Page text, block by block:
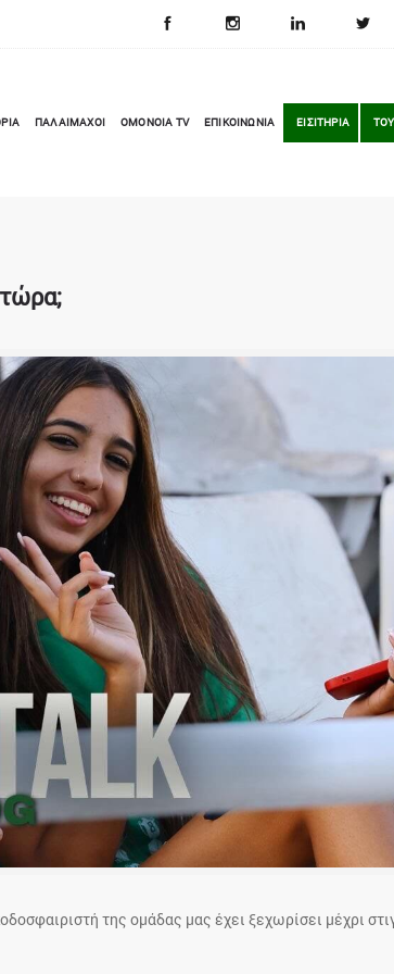
ΠΑΛΑΙΜΑΧΟΙ OMONOIA TV ΕΠΙΚΟΙΝΩΝΙΑ ΕΙΣΙΤΗΡΙΑ
της ομάδας μας έχει ξεχωρίσει μέχρι